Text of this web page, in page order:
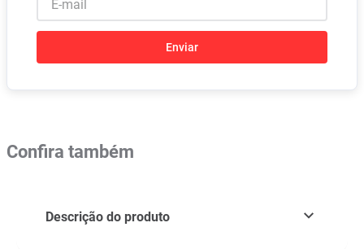
Enviar
Confira também
Descrição do produto